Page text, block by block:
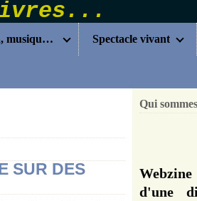
Festival (cinéma, musique...) Spectacle vivant
SUR DES
Qui
d'une